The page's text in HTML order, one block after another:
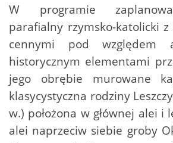
W programie
parafialny rzymsko-katolicki z
cennymi pod względem
historycznym elementami
jego obrębie murowane
klasycystyczna rodziny
w.) położona w głównej alei i
alei naprzeciw siebie groby